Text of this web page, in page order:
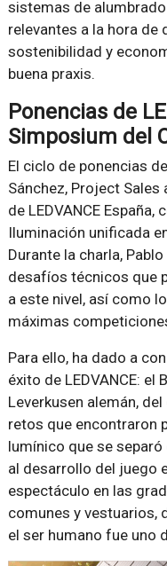
sistemas de
relevantes a la hora de
sostenibilidad y
buena praxis.
Ponencias de
Simposium del
El ciclo de ponencias
Sánchez, Project
de LEDVANCE España,
Iluminación unificada
Durante la charla,
desafíos técnicos que
a este nivel, así como
máximas
Para ello, ha dado a
éxito de LEDVANCE: el
Leverkusen alemán,
retos que encontraron
lumínico que se separó
al desarrollo del juego
espectáculo en las
comunes y vestuarios,
el ser humano fue uno